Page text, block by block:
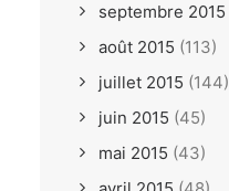
septembre 2015
août 2015 (113)
juillet 2015 (144)
juin 2015 (45)
mai 2015 (43)